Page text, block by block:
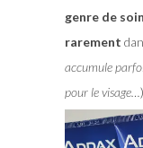
genre de
rarement
accumule
pour le visage…